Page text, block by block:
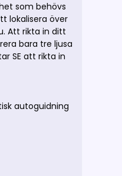
som behövs
lokalisera över
Att rikta in ditt
bara tre ljusa
SE att rikta in
autoguidning